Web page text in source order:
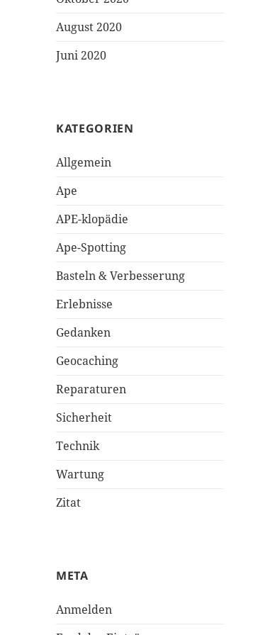
August 2020
Juni 2020
KATEGORIEN
Allgemein
Ape
APE-klopädie
Ape-Spotting
Basteln & Verbesserung
Erlebnisse
Gedanken
Geocaching
Reparaturen
Sicherheit
Technik
Wartung
Zitat
META
Anmelden